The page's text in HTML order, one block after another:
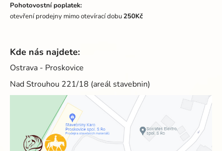
Pohotovostní poplatek:
otevření prodejny mimo otevírací dobu250Kč
Kde nás najdete:
Ostrava - Proskovice
Nad Strouhou 221/18 (areál stavebnin)